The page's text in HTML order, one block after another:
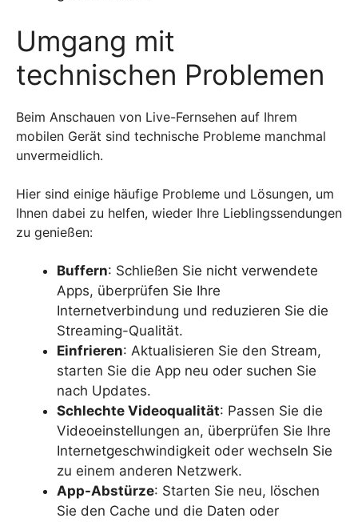
Umgang mit
technischen Problemen
Beim Anschauen von Live-Fernsehen auf Ihrem
mobilen Gerät sind technische Probleme manchmal
unvermeidlich.
Hier sind einige häufige Probleme und Lösungen, um
Ihnen dabei zu helfen, wieder Ihre Lieblingssendungen
zu genießen:
Buffern: Schließen Sie nicht verwendete
Apps, überprüfen Sie Ihre
Internetverbindung und reduzieren Sie die
Streaming-Qualität.
Einfrieren: Aktualisieren Sie den Stream,
starten Sie die App neu oder suchen Sie
nach Updates.
Schlechte Videoqualität: Passen Sie die
Videoeinstellungen an, überprüfen Sie Ihre
Internetgeschwindigkeit oder wechseln Sie
zu einem anderen Netzwerk.
App-Abstürze: Starten Sie neu, löschen
Sie den Cache und die Daten oder